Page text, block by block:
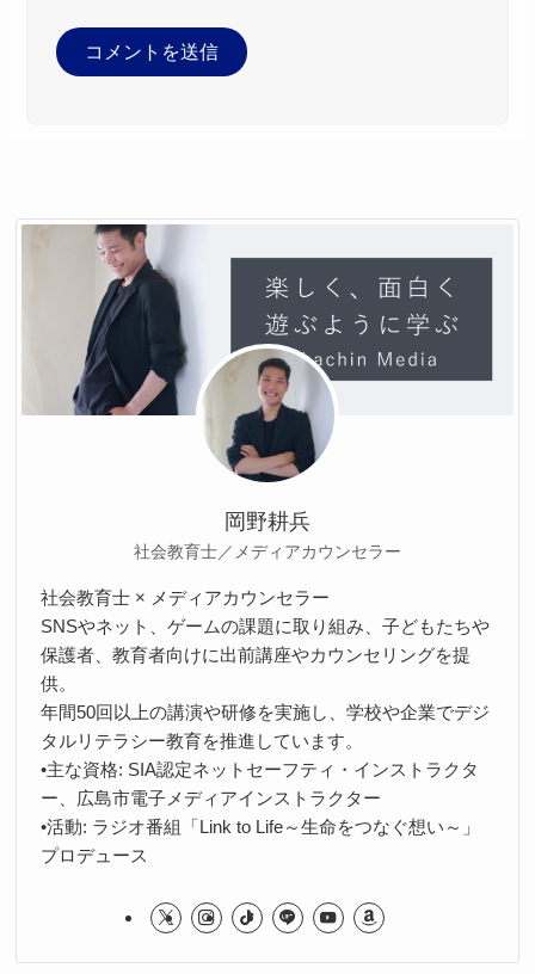
岡野耕兵
社会教育士／メディアカウンセラー
社会教育士 × メディアカウンセラー
SNSやネット、ゲームの課題に取り組み、子どもたちや
保護者、教育者向けに出前講座やカウンセリングを提
供。
年間50回以上の講演や研修を実施し、学校や企業でデジ
タルリテラシー教育を推進しています。
•主な資格: SIA認定ネットセーフティ・インストラクタ
ー、広島市電子メディアインストラクター
•活動: ラジオ番組「Link to Life～生命をつなぐ想い～」
プロデュース